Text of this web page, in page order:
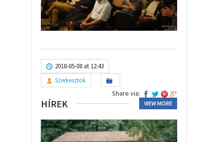
2018-05-08 at 12:43
Szerkesztok
Share via:
HÍREK VIEW MORE